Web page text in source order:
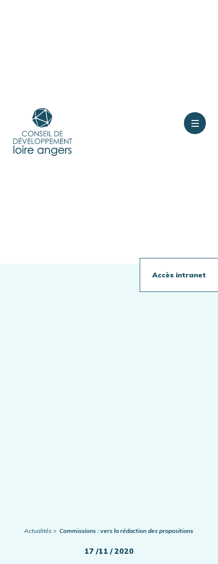
Accès intranet
Actualités Commissions : vers la rédaction des propositions
17 /11 / 2020